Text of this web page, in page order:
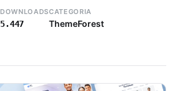
DOWNLOADS
5.447
CATEGORIA
ThemeForest